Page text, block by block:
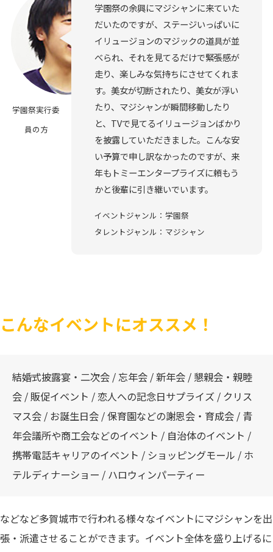
学園祭実行委
員の方
学園祭の余興にマジシャンに来ていた
だいたのですが、ステージいっぱいに
イリュージョンのマジックの道具が並
べられ、それを見てるだけで緊張感が
走り、楽しみな気持ちにさせてくれま
す。美女が切断されたり、美女が浮い
たり、マジシャンが瞬間移動したり
と、TVで見てるイリュージョンばかり
を披露していただきました。こんな安
い予算で申し訳なかったのですが、来
年もトミーエンタープライズに頼もう
かと後輩に引き継いでいます。
イベントジャンル：学園祭
タレントジャンル：マジシャン
こんなイベントにオススメ！
結婚式披露宴・二次会 / 忘年会 / 新年会 / 懇親会・親睦
会 / 販促イベント / 恋人への記念日サプライズ / クリス
マス会 / お誕生日会 / 保育園などの謝恩会・育成会 / 青
年会議所や商工会などのイベント / 自治体のイベント /
携帯電話キャリアのイベント / ショッピングモール / ホ
テルディナーショー / ハロウィンパーティー
などなど多賀城市で行われる様々なイベントにマジシャンを出
張・派遣させることができます。イベント全体を盛り上げるに